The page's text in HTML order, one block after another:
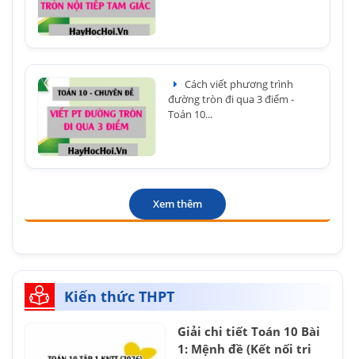
Cách viết phương trình
đường tròn đi qua 3 điểm -
Toán 10...
Xem thêm
Kiến thức THPT
Giải chi tiết Toán 10 Bài
1: Mệnh đề (Kết nối tri